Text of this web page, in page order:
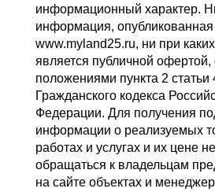
информационный характер.
информация, опубликованная
www.myland25.ru, ни при
является публичной
положениями пункта 2 статьи
Гражданского кодекса
Федерации. Для получения
информации о реализуемых
работах и услугах и их цене
обращаться к владельцам
на сайте объектах и